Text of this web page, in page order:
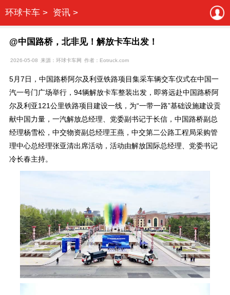
环球卡车 > 资讯 >
@中国路桥，北非见！解放卡车出发！
2026-05-08 来源：环球卡车网 作者：Eotruck.com
5月7日，中国路桥阿尔及利亚铁路项目集采车辆交车仪式在中国一
汽一号门广场举行，94辆解放卡车整装出发，即将远赴中国路桥阿
尔及利亚121公里铁路项目建设一线，为“一带一路”基础设施建设贡
献中国力量，一汽解放总经理、党委副书记于长信，中国路桥副总
经理杨雪松，中交物资副总经理王燕，中交第二公路工程局采购管
理中心总经理张亚清出席活动，活动由解放国际总经理、党委书记
冷长春主持。